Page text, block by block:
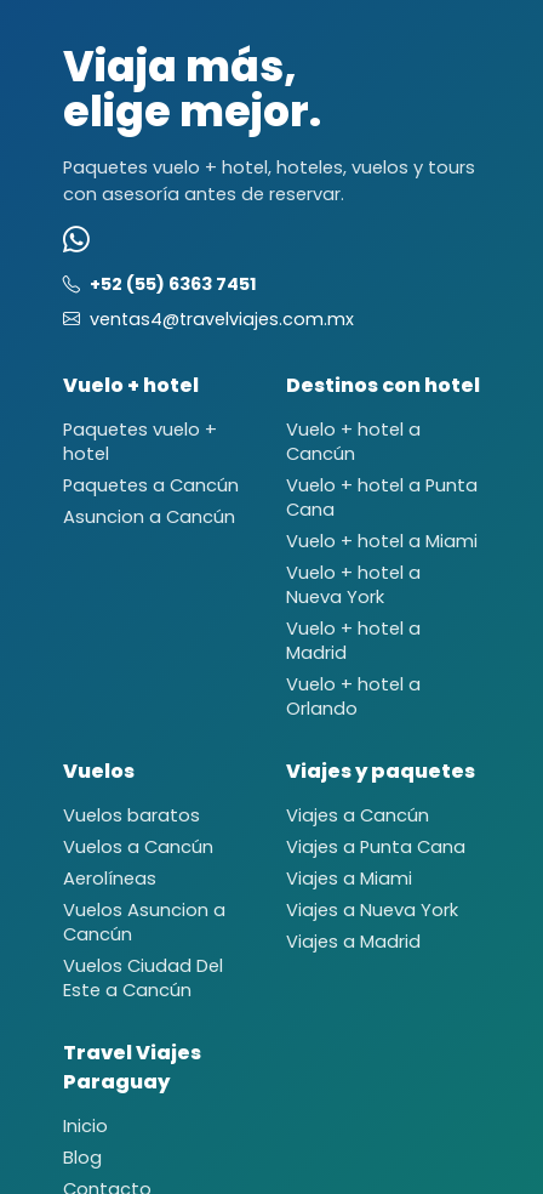
Viaja más,
elige mejor.
Paquetes vuelo + hotel, hoteles, vuelos y tours
con asesoría antes de reservar.
+52 (55) 6363 7451
ventas4@travelviajes.com.mx
Vuelo + hotel
Paquetes vuelo +
hotel
Paquetes a Cancún
Asuncion a Cancún
Destinos con hotel
Vuelo + hotel a
Cancún
Vuelo + hotel a Punta
Cana
Vuelo + hotel a Miami
Vuelo + hotel a
Nueva York
Vuelo + hotel a
Madrid
Vuelo + hotel a
Orlando
Vuelos
Vuelos baratos
Vuelos a Cancún
Aerolíneas
Vuelos Asuncion a
Cancún
Vuelos Ciudad Del
Este a Cancún
Viajes y paquetes
Viajes a Cancún
Viajes a Punta Cana
Viajes a Miami
Viajes a Nueva York
Viajes a Madrid
Travel Viajes
Paraguay
Inicio
Blog